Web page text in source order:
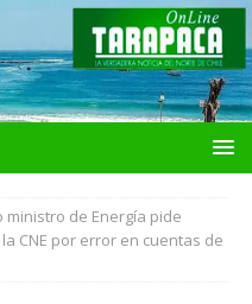
ministro de Energía pide
CNE por error en cuentas de